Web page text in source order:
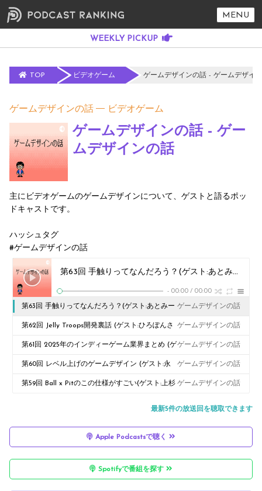
MENU
TOP ビデオゲーム ゲームデザインの話 - ゲームデザイ
ゲームデザインの話 ビデオゲーム
ゲームデザインの話 - ゲー
ムデザインの話
主にビデオゲームのゲームデザインについて、ゲストと語るポッ
ドキャストです。
ハッシュタグ
#ゲームデザインの話
第63回 手触りってなんだろう？(ゲスト:あとみーさん)
- 00:00 / 00:00
第63回 手触りってなんだろう？(ゲスト:あとみー
さん)
ゲームデザインの話
第62回 Jelly Troops開発裏話 (ゲスト:ひろぽんさ
ん)
ゲームデザインの話
第61回 2025年のインディーゲーム業界まとめ (ゲ
スト:ひろぽんさん)
ゲームデザインの話
第60回 レベル上げのゲームデザイン (ゲスト:永
尾さん)
ゲームデザインの話
第59回 Ball x Pitのこの仕様がすごい(ゲスト:上杉 ゲームデザインの話
最新5件の放送回を聴取できます
Apple Podcastsで聴く
Spotifyで番組を探す